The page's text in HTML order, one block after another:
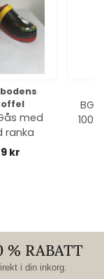
med
ranka
kr
% RABATT
i din inkorg.